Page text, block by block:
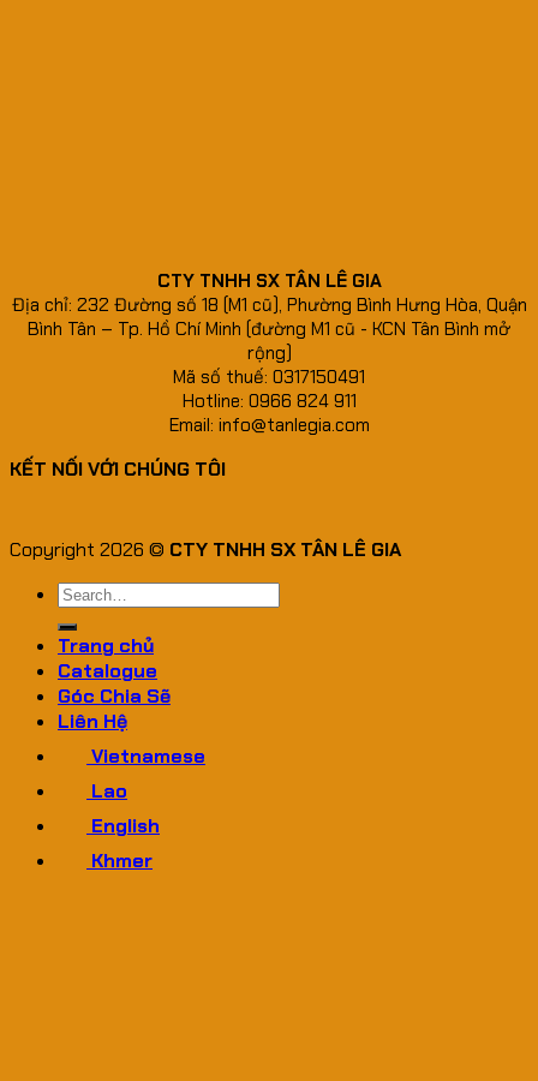
CTY TNHH SX TÂN LÊ GIA
Địa chỉ: 232 Đường số 18 (M1 cũ), Phường Bình Hưng Hòa, Quận
Bình Tân – Tp. Hồ Chí Minh (đường M1 cũ - KCN Tân Bình mở
rộng)
Mã số thuế: 0317150491
Hotline: 0966 824 911
Email: info@tanlegia.com
KẾT NỐI VỚI CHÚNG TÔI
Copyright 2026 © CTY TNHH SX TÂN LÊ GIA
Search
for:
Trang chủ
Catalogue
Góc Chia Sẽ
Liên Hệ
Vietnamese
Lao
English
Khmer